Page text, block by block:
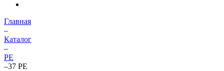
Главная
–
Каталог
–
PE
–37 PE